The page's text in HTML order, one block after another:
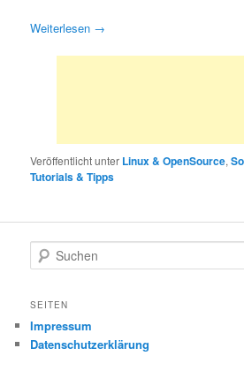
Weiterlesen →
Veröffentlicht unter Linux & OpenSource,
Tutorials & Tipps
u
h
n
SEITEN
Impressum
Datenschutzerklärung